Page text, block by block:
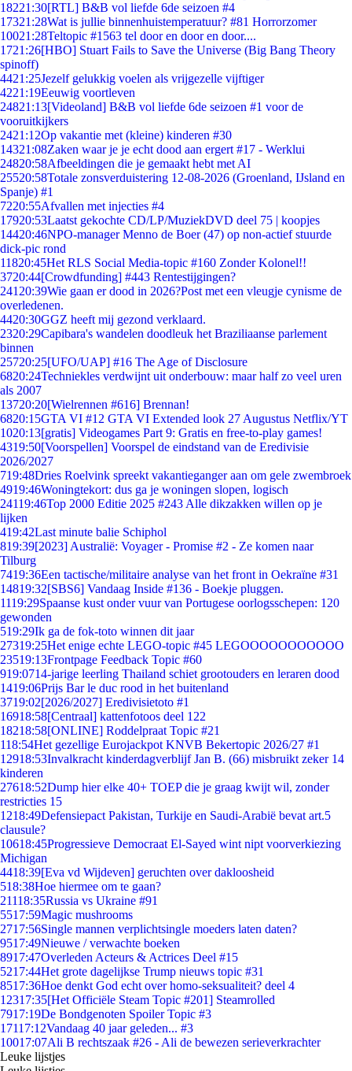
18221:30[RTL] B&B vol liefde 6de seizoen #4
17321:28Wat is jullie binnenhuistemperatuur? #81 Horrorzomer
10021:28Teltopic #1563 tel door en door en door....
1721:26[HBO] Stuart Fails to Save the Universe (Big Bang Theory
spinoff)
4421:25Jezelf gelukkig voelen als vrijgezelle vijftiger
4221:19Eeuwig voortleven
24821:13[Videoland] B&B vol liefde 6de seizoen #1 voor de
vooruitkijkers
2421:12Op vakantie met (kleine) kinderen #30
14321:08Zaken waar je je echt dood aan ergert #17 - Werklui
24820:58Afbeeldingen die je gemaakt hebt met AI
25520:58Totale zonsverduistering 12-08-2026 (Groenland, IJsland en
Spanje) #1
7220:55Afvallen met injecties #4
17920:53Laatst gekochte CD/LP/MuziekDVD deel 75 | koopjes
14420:46NPO-manager Menno de Boer (47) op non-actief stuurde
dick-pic rond
11820:45Het RLS Social Media-topic #160 Zonder Kolonel!!
3720:44[Crowdfunding] #443 Rentestijgingen?
241 20:39Wie gaan er dood in 2026?Post met een vleugje cynisme de
overledenen.
4420:30GGZ heeft mij gezond verklaard.
2320:29Capibara's wandelen doodleuk het Braziliaanse parlement
binnen
25720:25[UFO/UAP] #16 The Age of Disclosure
6820:24Techniekles verdwijnt uit onderbouw: maar half zo veel uren
als 2007
13720:20[Wielrennen #616] Brennan!
6820:15GTA VI #12 GTA VI Extended look 27 Augustus Netflix/YT
1020:13[gratis] Videogames Part 9: Gratis en free-to-play games!
4319:50[Voorspellen] Voorspel de eindstand van de Eredivisie
2026/2027
719:48Dries Roelvink spreekt vakantieganger aan om gele zwembroek
4919:46Woningtekort: dus ga je woningen slopen, logisch
24119:46Top 2000 Editie 2025 #243 Alle dikzakken willen op je
lijken
419:42Last minute balie Schiphol
819:39[2023] Australië: Voyager - Promise #2 - Ze komen naar
Tilburg
7419:36Een tactische/militaire analyse van het front in Oekraïne #31
14819:32[SBS6] Vandaag Inside #136 - Boekje pluggen.
1119:29Spaanse kust onder vuur van Portugese oorlogsschepen: 120
gewonden
519:29Ik ga de fok-toto winnen dit jaar
27319:25Het enige echte LEGO-topic #45 LEGOOOOOOOOOOO
23519:13Frontpage Feedback Topic #60
919:0714-jarige leerling Thailand schiet grootouders en leraren dood
1419:06Prijs Bar le duc rood in het buitenland
3719:02[2026/2027] Eredivisietoto #1
16918:58[Centraal] kattenfotoos deel 122
18218:58[ONLINE] Roddelpraat Topic #21
118:54Het gezellige Eurojackpot KNVB Bekertopic 2026/27 #1
12918:53Invalkracht kinderdagverblijf Jan B. (66) misbruikt zeker 14
kinderen
27618:52Dump hier elke 40+ TOEP die je graag kwijt wil, zonder
restricties 15
1218:49Defensiepact Pakistan, Turkije en Saudi-Arabië bevat art.5
clausule?
10618:45Progressieve Democraat El-Sayed wint nipt voorverkiezing
Michigan
4418:39[Eva vd Wijdeven] geruchten over dakloosheid
518:38Hoe hiermee om te gaan?
21118:35Russia vs Ukraine #91
5517:59Magic mushrooms
2717:56Single mannen verplichtsingle moeders laten daten?
9517:49Nieuwe / verwachte boeken
8917:47Overleden Acteurs & Actrices Deel #15
5217:44Het grote dagelijkse Trump nieuws topic #31
8517:36Hoe denkt God echt over homo-seksualiteit? deel 4
12317:35[Het Officiële Steam Topic #201] Steamrolled
7917:19De Bondgenoten Spoiler Topic #3
17117:12Vandaag 40 jaar geleden... #3
10017:07Ali B rechtszaak #26 - Ali de bewezen serieverkrachter
Leuke lijstjes